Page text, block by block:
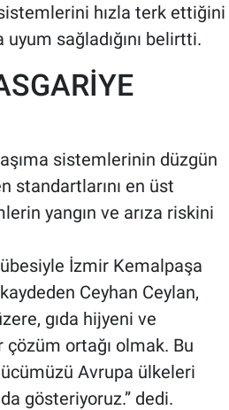
hızla terk ettiğini
sağladığını belirtti.
sistemlerinin düzgün
standartlarını en üst
yangın ve arıza riskini
İzmir Kemalpaşa
Ceyhan Ceylan,
gıda hijyeni ve
ortağı olmak. Bu
Avrupa ülkeleri
gösteriyoruz.” dedi.